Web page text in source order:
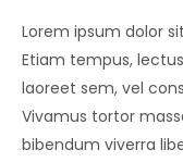
Lorem ipsum dolor
Etiam tempus,
laoreet sem, vel
Vivamus tortor
bibendum viverra